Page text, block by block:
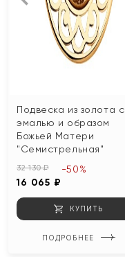
Подвеска из золота с
эмалью и образом
Божьей Матери
"Семистрельная"
32 130 ₽
16 065 ₽
-50%
КУПИТЬ
ПОДРОБНЕЕ